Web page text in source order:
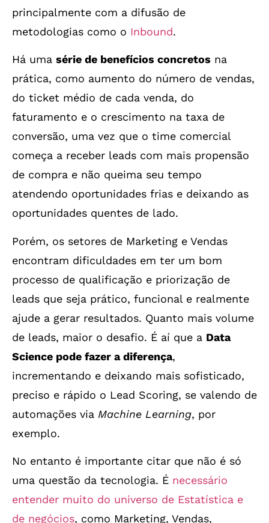
principalmente com a difusão de
metodologias como o Inbound.
Há uma série de benefícios concretos na
prática, como aumento do número de vendas,
do ticket médio de cada venda, do
faturamento e o crescimento na taxa de
conversão, uma vez que o time comercial
começa a receber leads com mais propensão
de compra e não queima seu tempo
atendendo oportunidades frias e deixando as
oportunidades quentes de lado.
Porém, os setores de Marketing e Vendas
encontram dificuldades em ter um bom
processo de qualificação e priorização de
leads que seja prático, funcional e realmente
ajude a gerar resultados. Quanto mais volume
de leads, maior o desafio. É aí que a Data
Science pode fazer a diferença,
incrementando e deixando mais sofisticado,
preciso e rápido o Lead Scoring, se valendo de
automações via Machine Learning, por
exemplo.
No entanto é importante citar que não é só
uma questão da tecnologia. É necessário
entender muito do universo de Estatística e
de negócios, como Marketing, Vendas,